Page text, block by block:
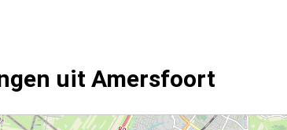
uit Amersfoort